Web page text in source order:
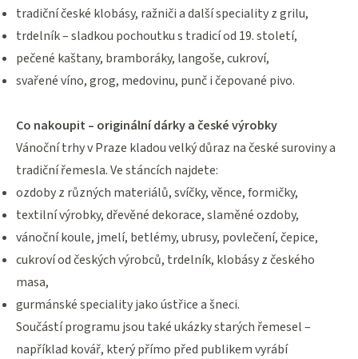
tradiční české klobásy, ražniči a další speciality z grilu,
trdelník – sladkou pochoutku s tradicí od 19. století,
pečené kaštany, bramboráky, langoše, cukroví,
svařené víno, grog, medovinu, punč i čepované pivo.
Co nakoupit – originální dárky a české výrobky
Vánoční trhy v Praze kladou velký důraz na české suroviny a
tradiční řemesla. Ve stáncích najdete:
ozdoby z různých materiálů, svíčky, věnce, formičky,
textilní výrobky, dřevěné dekorace, slaměné ozdoby,
vánoční koule, jmelí, betlémy, ubrusy, povlečení, čepice,
cukroví od českých výrobců, trdelník, klobásy z českého
masa,
gurmánské speciality jako ústřice a šneci.
Součástí programu jsou také ukázky starých řemesel –
například kovář, který přímo před publikem vyrábí